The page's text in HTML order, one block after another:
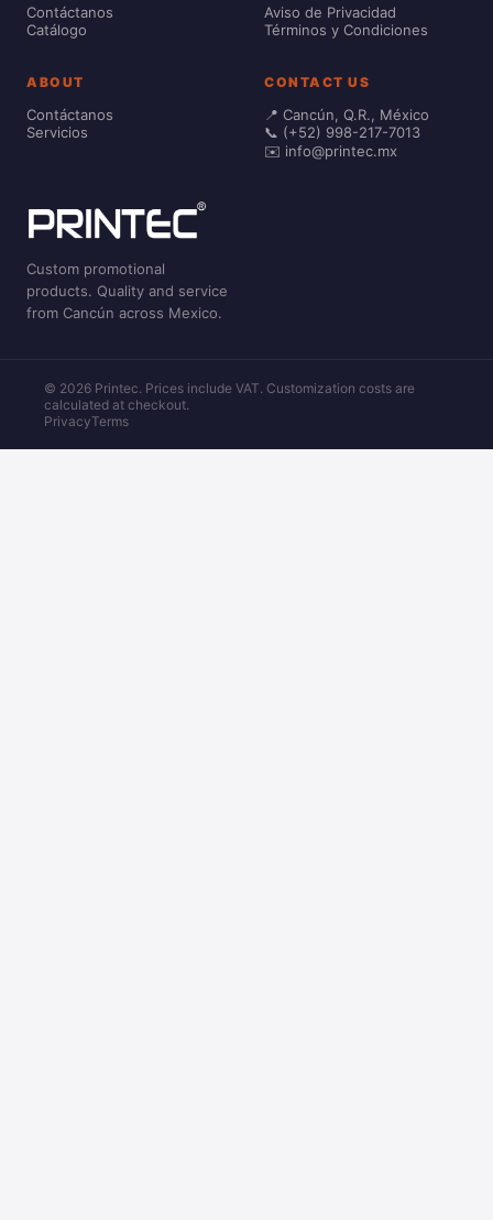
Contáctanos
Catálogo
Aviso de Privacidad
Términos y Condiciones
ABOUT
Contáctanos
Servicios
CONTACT US
📍 Cancún, Q.R., México
📞 (+52) 998-217-7013
✉️ info@printec.mx
Custom promotional
products. Quality and service
from Cancún across Mexico.
© 2026 Printec. Prices include VAT. Customization costs are
calculated at checkout.
PrivacyTerms